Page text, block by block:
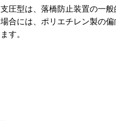
支圧型は、落橋防止装置の一
場合には、ポリエチレン製の
ます。